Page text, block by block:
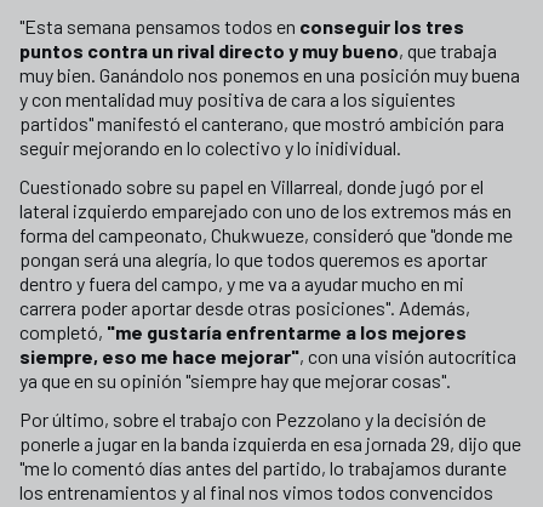
"Esta semana pensamos todos en conseguir los tres
puntos contra un rival directo y muy bueno, que trabaja
muy bien. Ganándolo nos ponemos en una posición muy buena
y con mentalidad muy positiva de cara a los siguientes
partidos" manifestó el canterano, que mostró ambición para
seguir mejorando en lo colectivo y lo inidividual.
Cuestionado sobre su papel en Villarreal, donde jugó por el
lateral izquierdo emparejado con uno de los extremos más en
forma del campeonato, Chukwueze, consideró que "donde me
pongan será una alegría, lo que todos queremos es aportar
dentro y fuera del campo, y me va a ayudar mucho en mi
carrera poder aportar desde otras posiciones". Además,
completó, "me gustaría enfrentarme a los mejores
siempre, eso me hace mejorar", con una visión autocrítica
ya que en su opinión "siempre hay que mejorar cosas".
Por último, sobre el trabajo con Pezzolano y la decisión de
ponerle a jugar en la banda izquierda en esa jornada 29, dijo que
"me lo comentó días antes del partido, lo trabajamos durante
los entrenamientos y al final nos vimos todos convencidos